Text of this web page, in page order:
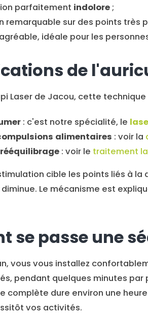
parfaitement indolore;
remarquable sur des points très
idéale pour les
de
Laser de Jacou, cette
: c'est notre spécialité, le
alimentaires : voir la
: voir le traitement
cible les points liés à
Le mécanisme est
se passe une
vous vous installez
pendant quelques minutes par
complète dure environ une
vos activités.